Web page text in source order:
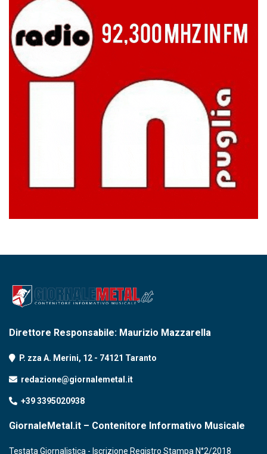
Direttore Responsabile: Maurizio Mazzarella
P. zza A. Merini, 12 - 74121 Taranto
redazione@giornalemetal.it
+39 3395020938
GiornaleMetal.it – Contenitore Informativo Musicale
Testata Giornalistica - Iscrizione Registro Stampa N°2/2018